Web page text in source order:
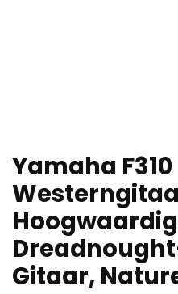
Yamaha F310
Gitaar,